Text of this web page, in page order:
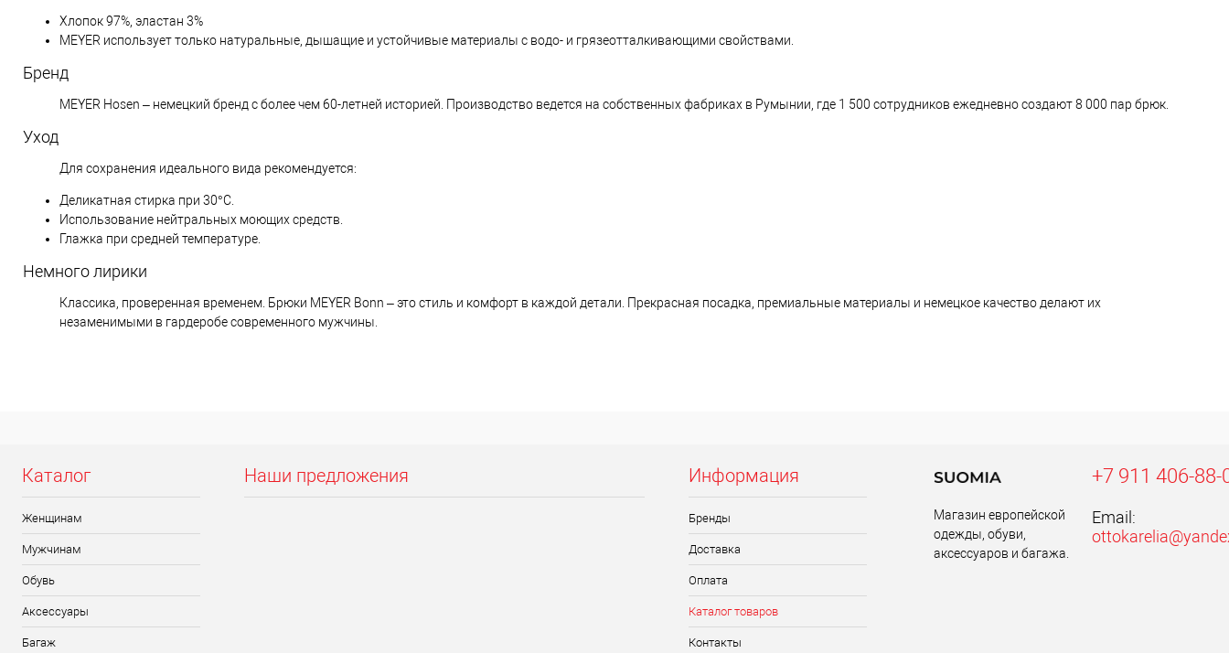
Хлопок 97%, эластан 3%
MEYER использует только натуральные, дышащие и устойчивые материалы с водо- и грязеотталкивающими свойствами.
Бренд
MEYER Hosen – немецкий бренд с более чем 60-летней историей. Производство ведется на собственных фабриках в Румынии, где 1 500 сотрудников ежедневно создают 8 000 пар брюк.
Уход
Для сохранения идеального вида рекомендуется:
Деликатная стирка при 30°C.
Использование нейтральных моющих средств.
Глажка при средней температуре.
Немного лирики
Классика, проверенная временем. Брюки MEYER Bonn – это стиль и комфорт в каждой детали. Прекрасная посадка, премиальные материалы и немецкое качество делают их
незаменимыми в гардеробе современного мужчины.
Каталог
Женщинам
Мужчинам
Обувь
Аксессуары
Багаж
Наши предложения Информация
Бренды
Доставка
Оплата
Каталог товаров
Контакты
Магазин европейской
одежды, обуви,
аксессуаров и багажа.
+7 911 406-88-
Email: